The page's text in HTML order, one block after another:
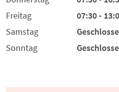
Freitag
07:30 -
Samstag
Sonntag